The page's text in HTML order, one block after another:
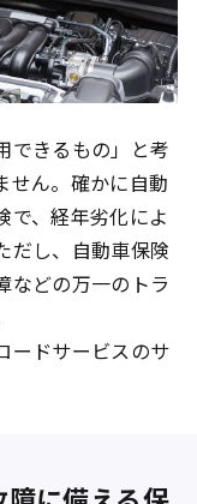
できるもの」と考
せん。確かに自動
で、経年劣化によ
だし、自動車保険
などの万一のトラ
ードサービスのサ